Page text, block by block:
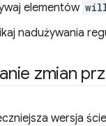
elementów
nadużywania
zmian
wersja